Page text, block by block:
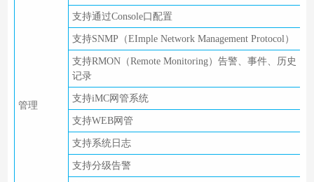
管理
支持通过Console口配置
支持SNMP（EImple Network Management Protocol）
支持RMON（Remote Monitoring）告警、事件、历史
记录
支持iMC网管系统
支持WEB网管
支持系统日志
支持分级告警